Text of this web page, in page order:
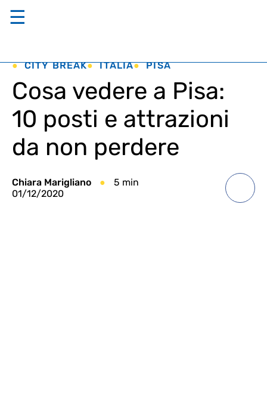
☰
CITY BREAK ITALIA PISA
Cosa vedere a Pisa:
10 posti e attrazioni
da non perdere
Chiara Marigliano
5 min
01/12/2020